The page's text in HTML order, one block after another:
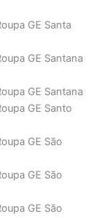
GE Santa
GE Santana
GE Santana
GE Santo
GE São
GE São
GE São